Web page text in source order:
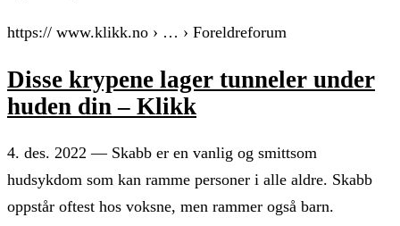
https:// www.klikk.no › … › Foreldreforum
Disse krypene lager tunneler under
huden din – Klikk
4. des. 2022 — Skabb er en vanlig og smittsom
hudsykdom som kan ramme personer i alle aldre. Skabb
oppstår oftest hos voksne, men rammer også barn.